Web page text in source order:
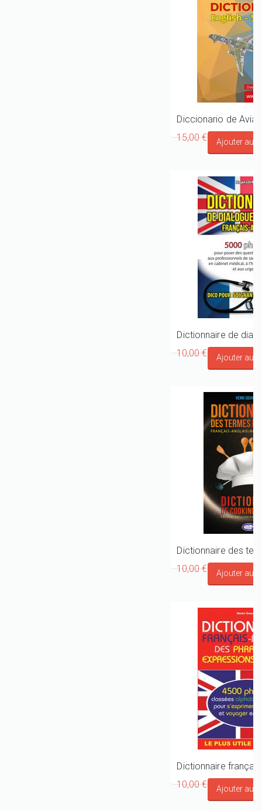
15,00 €
10,00 €
10,00 €
10,00 €